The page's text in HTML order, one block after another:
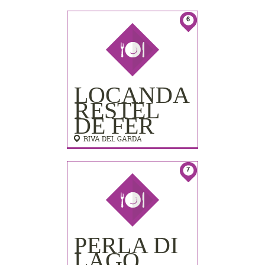
LIDO
PALACE) 6
LOCANDA
RESTEL
DE FER
RIVA DEL GARDA
7
PERLA DI